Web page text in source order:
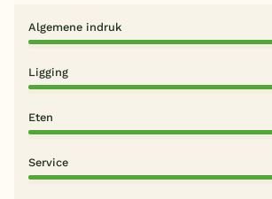
Algemene indruk
Ligging
Eten
Service